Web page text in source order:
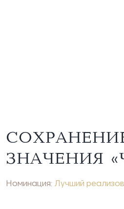
ЗНАЧЕНИЯ
Номинация: Лучший